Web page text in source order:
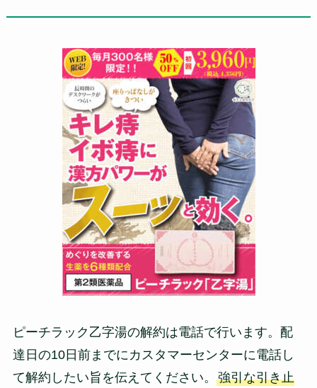
ピーチラック乙字湯の解約は電話で行います。配
達日の10日前までにカスタマーセンターに電話し
て解約したい旨を伝えてください。 強引な引き止